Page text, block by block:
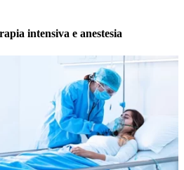
intensiva e anestesia